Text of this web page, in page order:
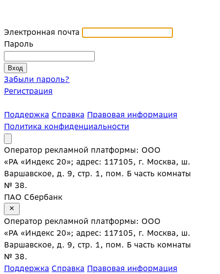
Электронная почта
Пароль
Забыли пароль?
Регистрация
Поддержка Справка Правовая информация
Политика конфиденциальности
Оператор рекламной платформы: ООО
«РА «Индекс 20»; адрес: 117105, г. Москва, ш.
Варшавское, д. 9, стр. 1, пом. Б часть комнаты
№ 38.
ПАО Сбербанк
Оператор рекламной платформы: ООО
«РА «Индекс 20»; адрес: 117105, г. Москва, ш.
Варшавское, д. 9, стр. 1, пом. Б часть комнаты
№ 38.
Поддержка Справка Правовая информация